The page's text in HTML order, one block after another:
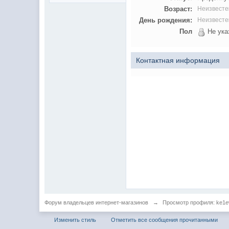
Возраст:
День рождения:
Пол Не
Контактная информация
Форум владельцев интернет-магазинов → Просмотр профиля:
Изменить стиль Отметить все сообщения прочитанными